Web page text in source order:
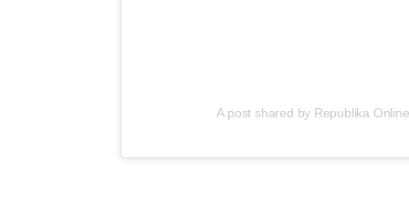
A post shared by Republika